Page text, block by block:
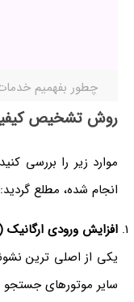
چطور بفهمیم
روش تشخیص
موارد زیر را بررسی
انجام شده، مطلع گردید:
افزایش ورودی ارگانیک (Organic Traffic)
یکی از اصلی ترین
سایر موتورهای جستجو